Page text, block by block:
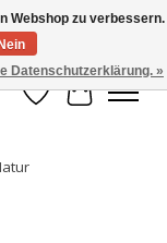
Wunschzettel
Ihr
Webshop zu verbessern.
Nein
Datenschutzerklärung. »